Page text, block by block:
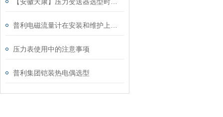
压力表使用中的注意事项
普利集团铠装热电偶选型